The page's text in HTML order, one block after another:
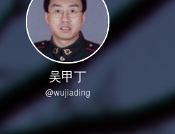
吴甲丁
@wujiading